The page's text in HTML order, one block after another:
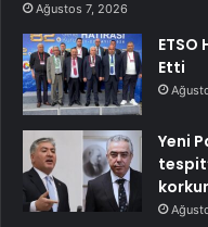
Ağustos 7, 2026
Etti
Yeni